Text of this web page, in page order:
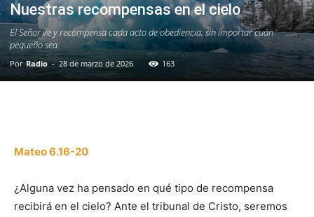
Nuestras recompensas en el cielo
El Señor ve y recompensa cada acto de obediencia, sin importar cuán
pequeño sea.
Por Radio - 28 de marzo de 2026 163
Mateo 6.16-20
¿Alguna vez ha pensado en qué tipo de recompensa
recibirá en el cielo? Ante el tribunal de Cristo, seremos